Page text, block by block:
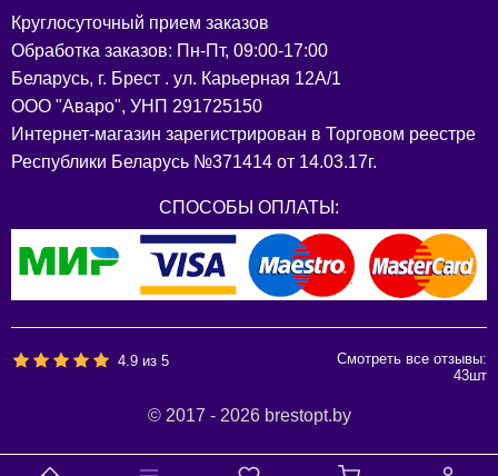
Круглосуточный прием заказов
Обработка заказов: Пн-Пт, 09:00-17:00
Беларусь, г. Брест . ул. Карьерная 12А/1
ООО "Аваро", УНП 291725150
Интернет-магазин зарегистрирован в Торговом реестре
Республики Беларусь №371414 от 14.03.17г.
СПОСОБЫ ОПЛАТЫ:
4.9 из5
Смотреть все отзывы:
43шт
© 2017 - 2026 brestopt.by